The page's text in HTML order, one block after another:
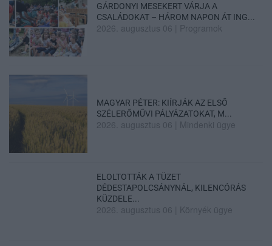
GÁRDONYI MESEKERT VÁRJA A
CSALÁDOKAT – HÁROM NAPON ÁT ING...
2026. augusztus 06 Programok
MAGYAR PÉTER: KIÍRJÁK AZ ELSŐ
SZÉLERŐMŰVI PÁLYÁZATOKAT, M...
2026. augusztus 06 Mindenki ügye
ELOLTOTTÁK A TÜZET
DÉDESTAPOLCSÁNYNÁL, KILENCÓRÁS
KÜZDELE...
2026. augusztus 06 Környék ügye